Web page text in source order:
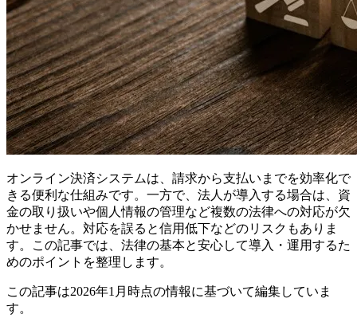
オンライン決済システムは、請求から支払いまでを効率化で
きる便利な仕組みです。一方で、法人が導入する場合は、資
金の取り扱いや個人情報の管理など複数の法律への対応が欠
かせません。対応を誤ると信用低下などのリスクもありま
す。この記事では、法律の基本と安心して導入・運用するた
めのポイントを整理します。
この記事は2026年1月時点の情報に基づいて編集していま
す。